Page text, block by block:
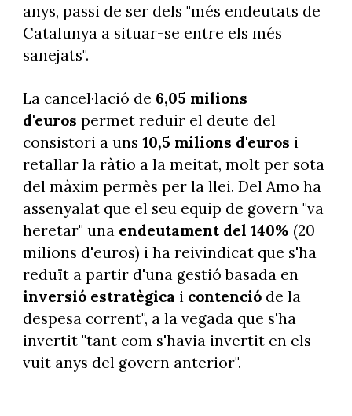
anys, passi de ser dels "més endeutats de
Catalunya a situar-se entre els més
sanejats".
La cancel·lació de 6,05 milions
d'euros permet reduir el deute del
consistori a uns 10,5 milions d'euros i
retallar la ràtio a la meitat, molt per sota
del màxim permès per la llei. Del Amo ha
assenyalat que el seu equip de govern "va
heretar" una endeutament del 140% (20
milions d'euros) i ha reivindicat que s'ha
reduït a partir d'una gestió basada en
inversió estratègica i contenció de la
despesa corrent", a la vegada que s'ha
invertit "tant com s'havia invertit en els
vuit anys del govern anterior".